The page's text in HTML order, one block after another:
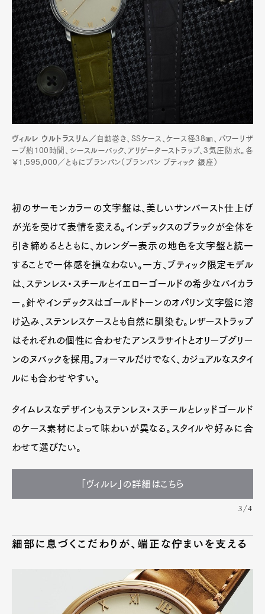
ヴィルレ ウルトラスリム／ 自動巻き、SSケース、ケース径38㎜、パワーリザ
ーブ約100時間、シースルーバック、アリゲーターストラップ、3気圧防水。各
￥1,595,000／ともにブランパン（ブランパン ブティック 銀座）
初のサーモンカラーの文字盤は、美しいサンバースト仕上げ
が光を受けて表情を変える。インデックスのブラックが全体を
引き締めるとともに、カレンダー表示の地色を文字盤と統一
することで一体感を損なわない。一方、ブティック限定モデル
は、ステンレス・スチールとイエローゴールドの希少なバイカラ
ー。針やインデックスはゴールドトーンのオパリン文字盤に溶
け込み、ステンレスケースとも自然に馴染む。レザーストラップ
はそれぞれの個性に合わせたアンスラサイトとオリーブグリー
ンのヌバックを採用。フォーマルだけでなく、カジュアルなスタイ
ルにも合わせやすい。
タイムレスなデザインもステンレス・スチールとレッドゴールド
のケース素材によって味わいが異なる。スタイルや好みに合
わせて選びたい。
「ヴィルレ」の詳細はこちら
3/4
細部に息づくこだわりが、端正な佇まいを支える